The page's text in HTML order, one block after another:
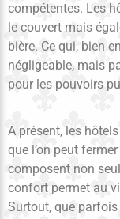
compétentes. Les
le couvert mais
bière. Ce qui, bien
négligeable, mais
pour les pouvoirs
A présent, les
que l’on peut
composent non
confort permet au
Surtout, que